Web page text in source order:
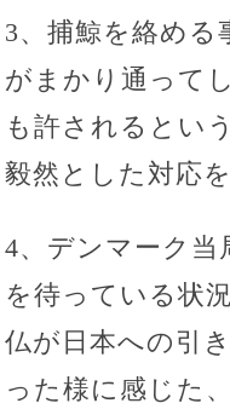
3、捕鯨を絡める
がまかり通って
も許されるとい
毅然とした対応
4、デンマーク当
を待っている状
仏が日本への引
った様に感じた